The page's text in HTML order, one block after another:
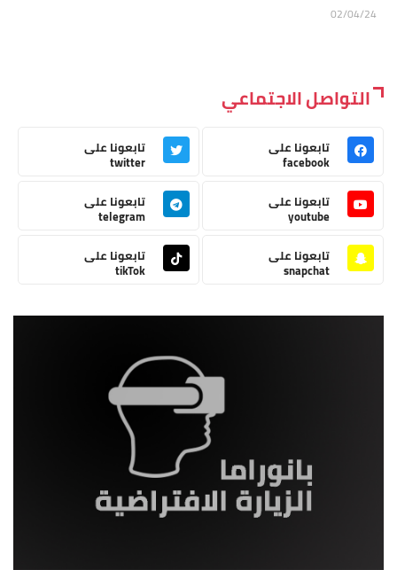
02/04/24
التواصل الاجتماعي
تابعونا على
facebook
تابعونا على
twitter
تابعونا على
youtube
تابعونا على
telegram
تابعونا على
snapchat
تابعونا على
tikTok